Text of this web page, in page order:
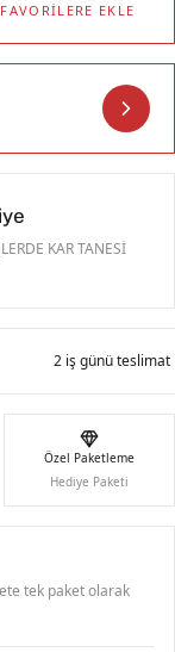
FAVORİLERE EKLE
KAR TANESİ
2 iş günü teslimat
Özel Paketleme
Hediye Paketi
tek paket olarak